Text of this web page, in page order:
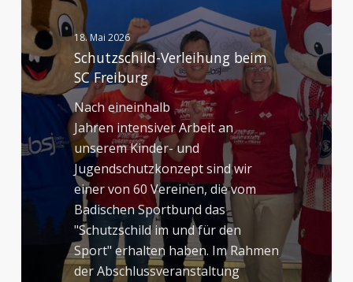
Freiburg
18. Mai 2026
Schutzschild-Verleihung beim
SC Freiburg
Nach eineinhalb
Jahren intensiver Arbeit an
unserem Kinder- und
Jugendschutzkonzept sind wir
einer von 60 Vereinen, die vom
Badischen Sportbund das
"Schutzschild im und für den
Sport" erhalten haben. Im Rahmen
der Abschlussveranstaltung